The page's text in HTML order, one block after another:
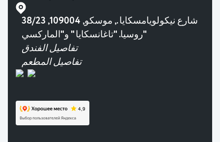
38/23 شارع نيكولويامسكايا., موسكو, 109004,
روسيا. "تاغانسكايا " و"الماركسي"
تفاصيل الفندق
تفاصيل المطعم